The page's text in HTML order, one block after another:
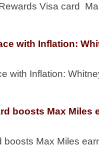
Visa card
with Inflation:
with Inflation:
boosts Max Miles
boosts Max Miles